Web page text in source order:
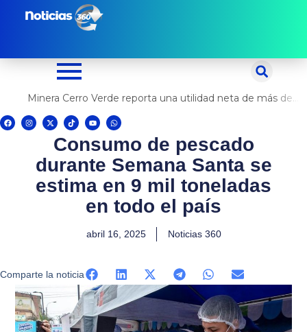
Minera Cerro Verde reporta una utilidad neta de más de US$ 500 millones
F
a
c
I
n
s
X
-
t
w
t
e
T
i
k
t
o
Y
o
u
t
u
e
W
h
a
t
p
p
Consumo de pescado
durante Semana Santa se
estima en 9 mil toneladas
en todo el país
abril 16, 2025 Noticias 360
Comparte la noticia